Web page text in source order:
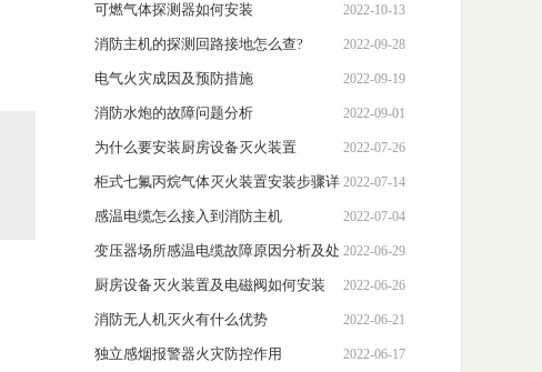
2022-10-13
可燃气体探测器如何安装
2022-09-28
消防主机的探测回路接地怎么查?
2022-09-19
电气火灾成因及预防措施
2022-09-01
消防水炮的故障问题分析
2022-07-26
为什么要安装厨房设备灭火装置
2022-07-14
柜式七氟丙烷气体灭火装置安装步骤详
解
2022-07-04
感温电缆怎么接入到消防主机
2022-06-29
变压器场所感温电缆故障原因分析及处
理措施
2022-06-26
厨房设备灭火装置及电磁阀如何安装
2022-06-21
消防无人机灭火有什么优势
2022-06-17
独立感烟报警器火灾防控作用